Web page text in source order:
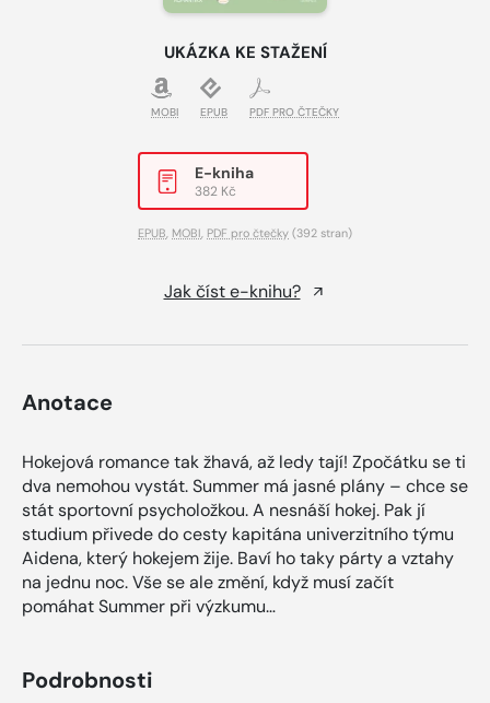
UKÁZKA KE STAŽENÍ
MOBI EPUB PDF PRO ČTEČKY
E-kniha
382 Kč
EPUB, MOBI, PDF pro čtečky (392 stran)
Jak číst e-knihu?
Anotace
Hokejová romance tak žhavá, až ledy tají! Zpočátku se ti
dva nemohou vystát. Summer má jasné plány – chce se
stát sportovní psycholožkou. A nesnáší hokej. Pak jí
studium přivede do cesty kapitána univerzitního týmu
Aidena, který hokejem žije. Baví ho taky párty a vztahy
na jednu noc. Vše se ale změní, když musí začít
pomáhat Summer při výzkumu…
Podrobnosti